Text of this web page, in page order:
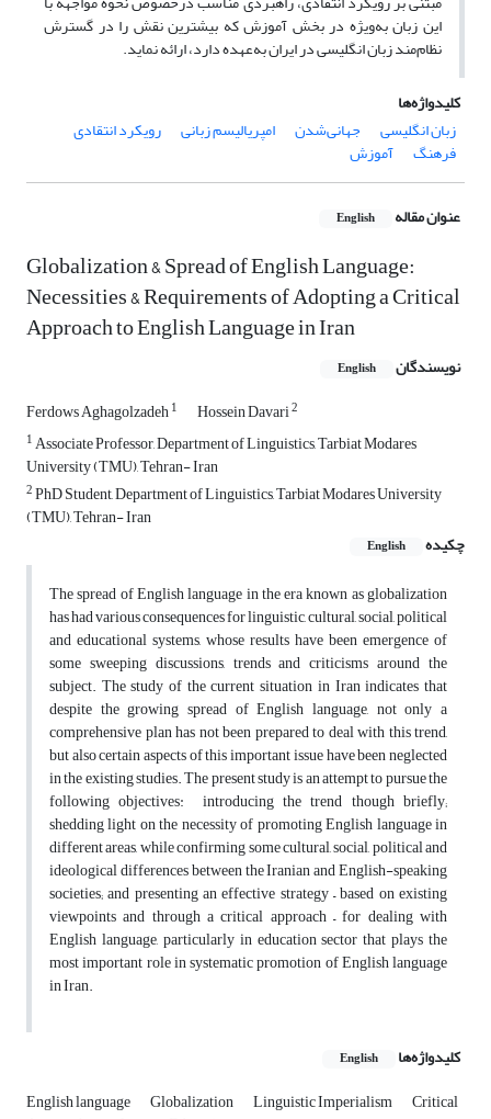
این زبان به‌ویژه در بخش آموزش که بیشترین نقش را در گسترش
نظام‌مند زبان انگلیسی در ایران به‌عهده دارد، ارائه نماید.
کلیدواژه‌ها
زبان انگلیسی
جهانی‌شدن امپریالیسم زبانی رویکرد انتقادی
فرهنگ آموزش
عنوان مقاله English
Globalization & Spread of English Language:
Necessities & Requirements of Adopting a Critical
Approach to English Language in Iran
نویسندگان English
Ferdows Aghagolzadeh1 Hossein Davari2
1Associate Professor, Department of Linguistics, Tarbiat Modares
University (TMU), Tehran- Iran
2PhD Student, Department of Linguistics, Tarbiat Modares University
(TMU), Tehran- Iran
چکیده
English
The spread of English language in the era known as globalization
has had various consequences for linguistic, cultural, social, political
and educational systems, whose results have been emergence of
some sweeping discussions, trends and criticisms around the
subject. The study of the current situation in Iran indicates that
despite the growing spread of English language, not only a
comprehensive plan has not been prepared to deal with this trend,
but also certain aspects of this important issue have been neglected
in the existing studies. The present study is an attempt to pursue the
following objectives: introducing the trend though briefly;
shedding light on the necessity of promoting English language in
different areas, while confirming some cultural, social, political and
ideological differences between the Iranian and English-speaking
societies; and presenting an effective strategy – based on existing
viewpoints and through a critical approach – for dealing with
English language, particularly in education sector that plays the
most important role in systematic promotion of English language
in Iran.
کلیدواژه‌ها English
English language Globalization Linguistic Imperialism Critical